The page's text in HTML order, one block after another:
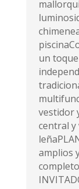
un
vestidor
central y
amplios